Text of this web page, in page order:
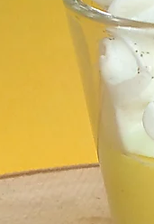
sont
du paiement.